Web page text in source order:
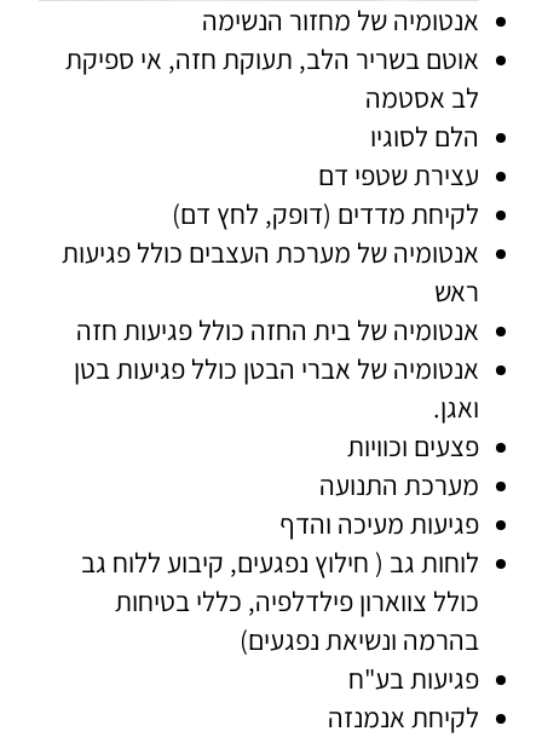
אנטומיה של מחזור הנשימה
אוטם בשריר הלב, תעוקת חזה, אי ספיקת
לב אסטמה
הלם לסוגיו
עצירת שטפי דם
לקיחת מדדים (דופק, לחץ דם)
אנטומיה של מערכת העצבים כולל פגיעות
ראש
אנטומיה של בית החזה כולל פגיעות חזה
אנטומיה של אברי הבטן כולל פגיעות בטן
ואגן.
פצעים וכוויות
מערכת התנועה
פגיעות מעיכה והדף
לוחות גב ( חילוץ נפגעים, קיבוע ללוח גב
כולל צווארון פילדלפיה, כללי בטיחות
בהרמה ונשיאת נפגעים)
פגיעות בע"ח
לקיחת אנמנזה